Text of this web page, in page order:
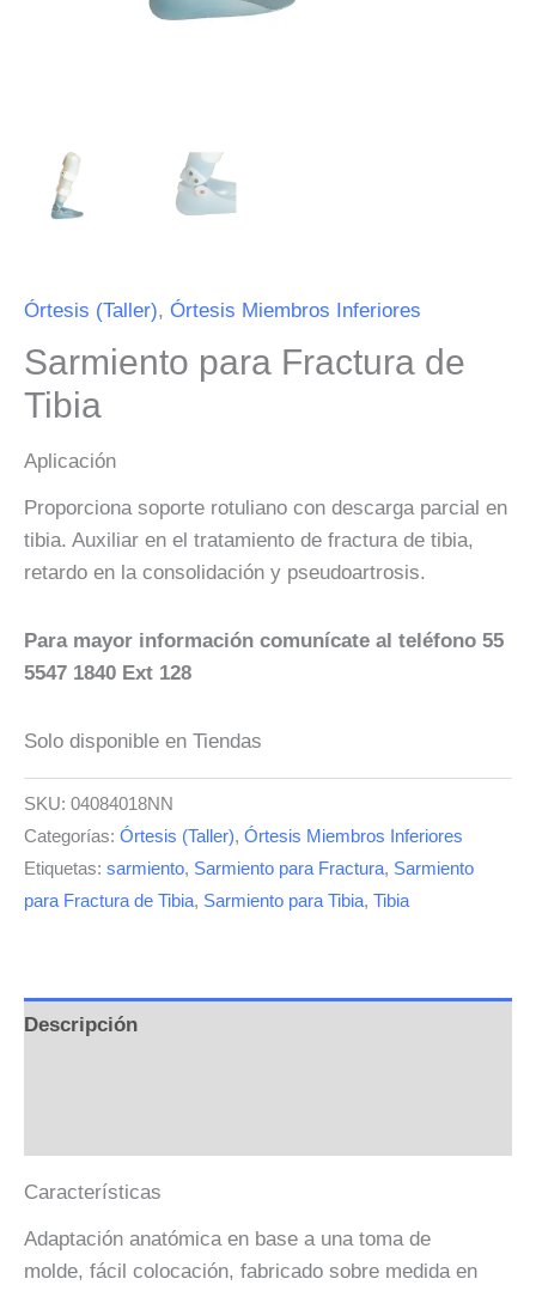
Órtesis (Taller), Órtesis Miembros Inferiores
Sarmiento para Fractura de
Tibia
Aplicación
Proporciona soporte rotuliano con descarga parcial en
tibia. Auxiliar en el tratamiento de fractura de tibia,
retardo en la consolidación y pseudoartrosis.
Para mayor información comunícate al teléfono 55
5547 1840 Ext 128
Solo disponible en Tiendas
SKU: 04084018NN
Categorías: Órtesis (Taller), Órtesis Miembros Inferiores
Etiquetas: sarmiento, Sarmiento para Fractura, Sarmiento
para Fractura de Tibia, Sarmiento para Tibia, Tibia
Descripción
Características
Adaptación anatómica en base a una toma de
molde, fácil colocación, fabricado sobre medida en